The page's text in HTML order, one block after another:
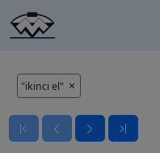
"ikinci el"